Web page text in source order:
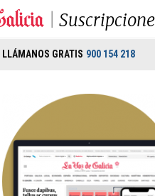
LLÁMANOS GRATIS 900 154 218